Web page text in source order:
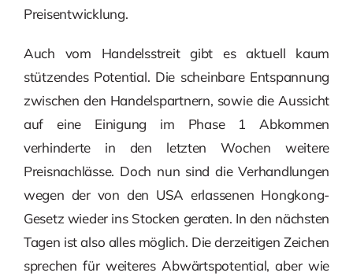
Preisentwicklung.
Auch vom Handelsstreit gibt es aktuell kaum
stützendes Potential. Die scheinbare Entspannung
zwischen den Handelspartnern, sowie die Aussicht
auf eine Einigung im Phase 1 Abkommen
verhinderte in den letzten Wochen weitere
Preisnachlässe. Doch nun sind die Verhandlungen
wegen der von den USA erlassenen Hongkong-
Gesetz wieder ins Stocken geraten. In den nächsten
Tagen ist also alles möglich. Die derzeitigen Zeichen
sprechen für weiteres Abwärtspotential, aber wie